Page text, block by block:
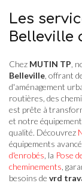
Les
Belleville
Chez MUTIN TP ,
Belleville , offrant
d'aménagement
routières, des
est prête à
et notre
qualité. Découvrez
équipements
d'enrobés , la Pose
cheminements ,
besoins de vrd